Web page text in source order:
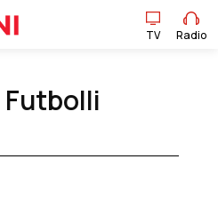
TV Radio
Futbolli